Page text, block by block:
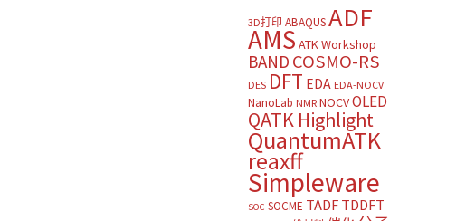
3D打印 ABAQUSADF
AMS ATK Workshop
BAND COSMO-RS
DES DFT EDA EDA-NOCV
NanoLab NMR NOCVOLED
QATK Highlight
QuantumATK
reaxff
Simpleware
SOC SOCME TADF TDDFT